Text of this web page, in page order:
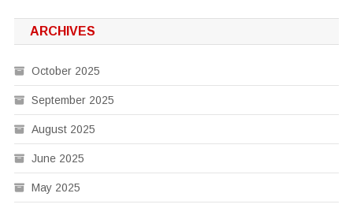
ARCHIVES
October 2025
September 2025
August 2025
June 2025
May 2025